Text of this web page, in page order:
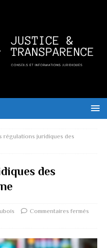
régulations juridiques des
des
Commentaires fermés